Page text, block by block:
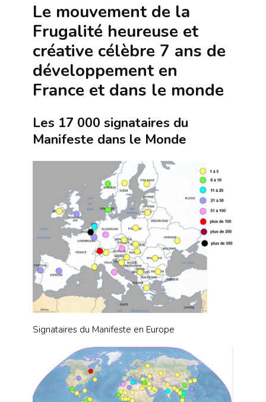
Le mouvement de la
Frugalité heureuse et
créative célèbre 7 ans de
développement en
France et dans le monde
Les 17 000 signataires du
Manifeste dans le Monde
Signataires du Manifeste en Europe